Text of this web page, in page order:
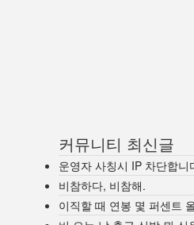
커뮤니티 최신글
운영자 사칭시 IP 차단합니
비참하다, 비참해.
이직할 때 연봉 몇 퍼센트